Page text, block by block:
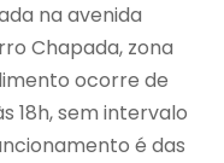
na avenida
Chapada, zona
ocorre de
18h, sem intervalo
é das